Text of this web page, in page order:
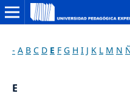
- A B C D E F G H I J K L M N
E